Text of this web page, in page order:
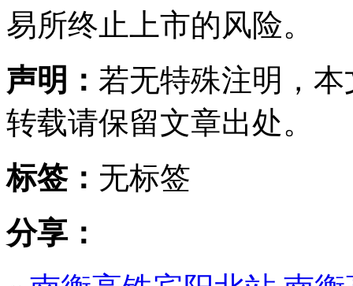
易所终止上市的风险。
声明： 若无特殊注明，
转载请保留文章出处。
标签： 无标签
分享：